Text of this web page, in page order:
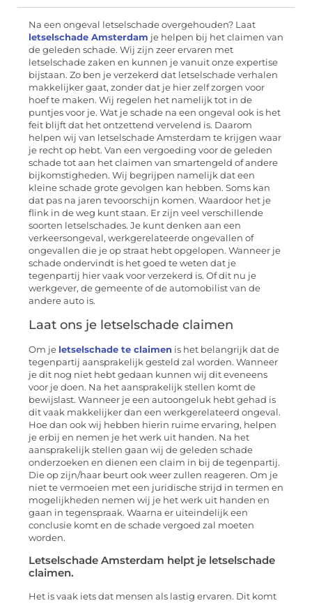
Na een ongeval letselschade overgehouden? Laat
letselschade Amsterdam je helpen bij het claimen van
de geleden schade. Wij zijn zeer ervaren met
letselschade zaken en kunnen je vanuit onze expertise
bijstaan. Zo ben je verzekerd dat letselschade verhalen
makkelijker gaat, zonder dat je hier zelf zorgen voor
hoef te maken. Wij regelen het namelijk tot in de
puntjes voor je. Wat je schade na een ongeval ook is het
feit blijft dat het ontzettend vervelend is. Daarom
helpen wij van letselschade Amsterdam te krijgen waar
je recht op hebt. Van een vergoeding voor de geleden
schade tot aan het claimen van smartengeld of andere
bijkomstigheden. Wij begrijpen namelijk dat een
kleine schade grote gevolgen kan hebben. Soms kan
dat pas na jaren tevoorschijn komen. Waardoor het je
flink in de weg kunt staan. Er zijn veel verschillende
soorten letselschades. Je kunt denken aan een
verkeersongeval, werkgerelateerde ongevallen of
ongevallen die je op straat hebt opgelopen. Wanneer je
schade ondervindt is het goed te weten dat je
tegenpartij hier vaak voor verzekerd is. Of dit nu je
werkgever, de gemeente of de automobilist van de
andere auto is.
Laat ons je letselschade claimen
Om je letselschade te claimen is het belangrijk dat de
tegenpartij aansprakelijk gesteld zal worden. Wanneer
je dit nog niet hebt gedaan kunnen wij dit eveneens
voor je doen. Na het aansprakelijk stellen komt de
bewijslast. Wanneer je een autoongeluk hebt gehad is
dit vaak makkelijker dan een werkgerelateerd ongeval.
Hoe dan ook wij hebben hierin ruime ervaring, helpen
je erbij en nemen je het werk uit handen. Na het
aansprakelijk stellen gaan wij de geleden schade
onderzoeken en dienen een claim in bij de tegenpartij.
Die op zijn/haar beurt ook weer zullen reageren. Om je
niet te vermoeien met een juridische strijd in termen en
mogelijkheden nemen wij je het werk uit handen en
gaan in tegenspraak. Waarna er uiteindelijk een
conclusie komt en de schade vergoed zal moeten
worden.
Letselschade Amsterdam helpt je letselschade
claimen.
Het is vaak iets dat mensen als lastig ervaren. Dit komt